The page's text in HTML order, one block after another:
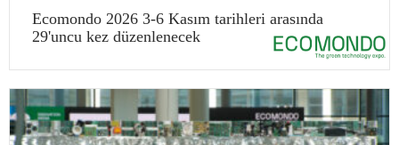
Ecomondo 2026 3-6 Kasım tarihleri arasında
29'uncu kez düzenlenecek